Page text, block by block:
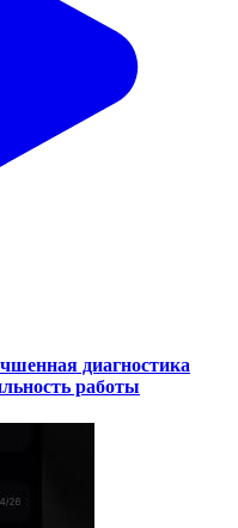
диагностика
работы